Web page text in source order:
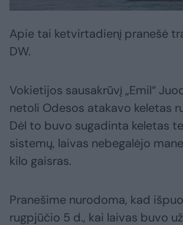
Apie tai ketvirtadienį pranešė
DW.
Vokietijos sausakrūvį „Emil“
netoli Odesos atakavo keletas
Dėl to buvo sugadinta keletas
sistemų, laivas nebegalėjo
kilo gaisras.
Pranešime nurodoma, kad
rugpjūčio 5 d., kai laivas buvo